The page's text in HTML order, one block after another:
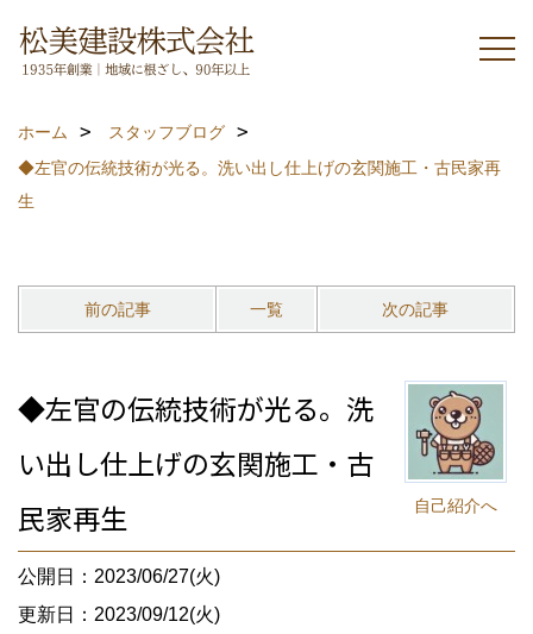
ホーム
スタッフブログ
◆左官の伝統技術が光る。洗い出し仕上げの玄関施工・古民家再
生
前の記事 一覧 次の記事
自己紹介へ
◆左官の伝統技術が光る。洗
い出し仕上げの玄関施工・古
民家再生
公開日：2023/06/27(火)
更新日：2023/09/12(火)